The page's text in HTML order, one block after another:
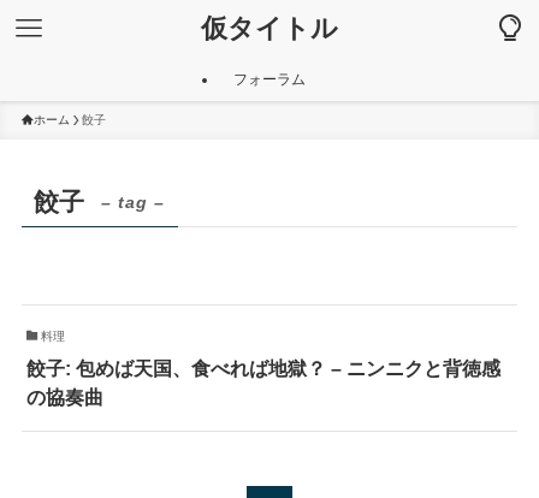
仮タイトル
フォーラム
ホーム 餃子
餃子 – tag –
料理
餃子: 包めば天国、食べれば地獄？ – ニンニクと背徳感
の協奏曲